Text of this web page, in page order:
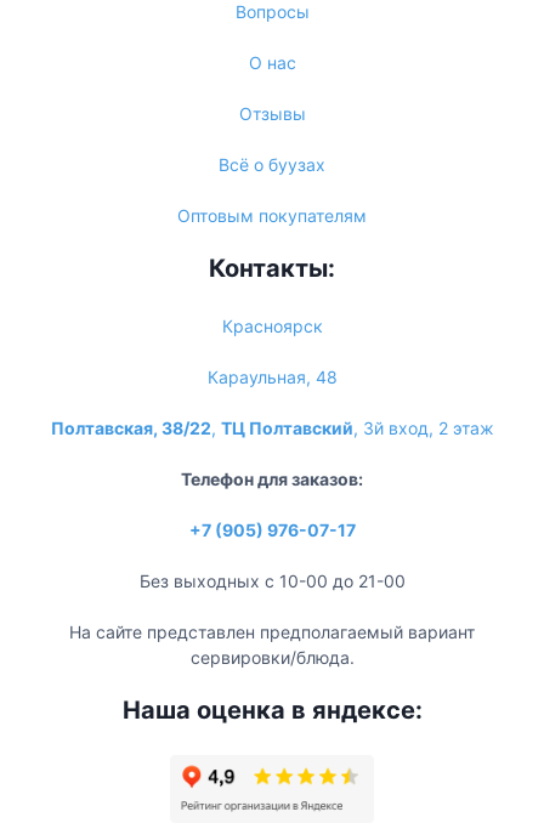
Вопросы
О нас
Отзывы
Всё о буузах
Оптовым покупателям
Контакты:
Красноярск
Караульная, 48
Полтавская, 38/22, ТЦ Полтавский, 3й вход, 2 этаж
Телефон для заказов:
+7 (905) 976-07-17
Без выходных с 10-00 до 21-00
На сайте представлен предполагаемый вариант
сервировки/блюда.
Наша оценка в яндексе: